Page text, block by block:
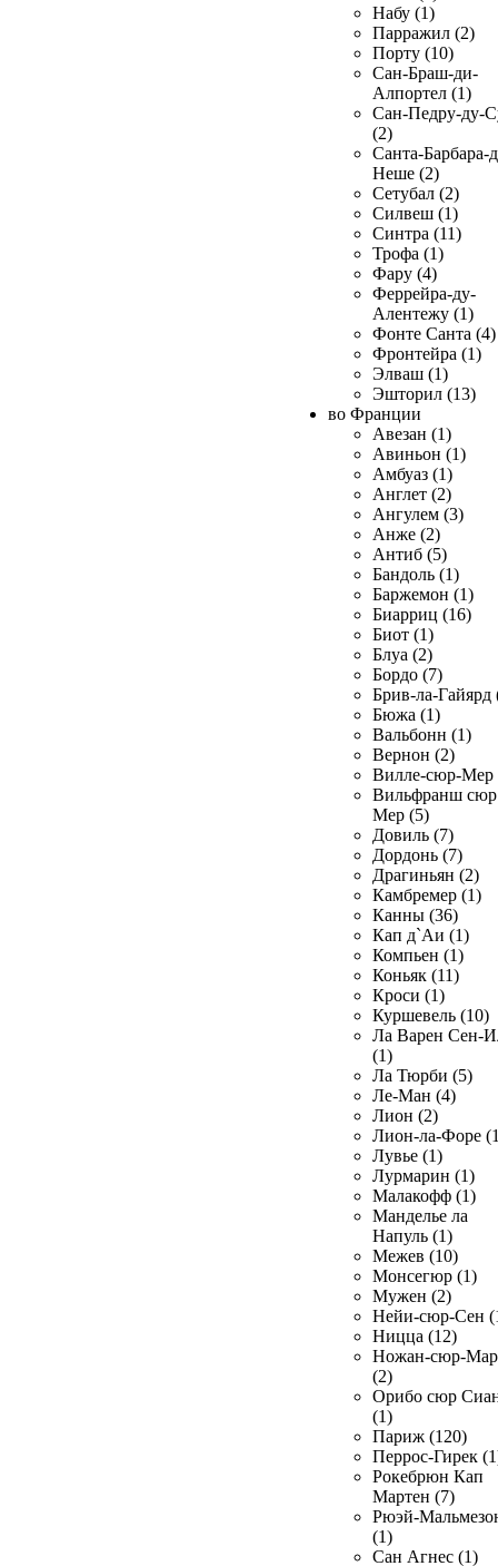
Набу (1)
Парражил (2)
Порту (10)
Сан-Браш-ди-
Алпортел (1)
Сан-Педру-ду-
(2)
Санта-Барбара-
Неше (2)
Сетубал (2)
Силвеш (1)
Синтра (11)
Трофа (1)
Фару (4)
Феррейра-ду-
Алентежу (1)
Фонте Санта (4)
Фронтейра (1)
Элваш (1)
Эшторил (13)
во Франции
Авезан (1)
Авиньон (1)
Амбуаз (1)
Англет (2)
Ангулем (3)
Анже (2)
Антиб (5)
Бандоль (1)
Баржемон (1)
Биарриц (16)
Биот (1)
Блуа (2)
Бордо (7)
Брив-ла-Гайярд
Бюжа (1)
Вальбонн (1)
Вернон (2)
Вилле-сюр-Мер
Вильфранш сюр
Мер (5)
Довиль (7)
Дордонь (7)
Драгиньян (2)
Камбремер (1)
Канны (36)
Кап д`Аи (1)
Компьен (1)
Коньяк (11)
Кроси (1)
Куршевель (10)
Ла Варен Сен-
(1)
Ла Тюрби (5)
Ле-Ман (4)
Лион (2)
Лион-ла-Форе
Лувье (1)
Лурмарин (1)
Малакофф (1)
Манделье ла
Напуль (1)
Межев (10)
Монсегюр (1)
Мужен (2)
Нейи-сюр-Сен
Ницца (12)
Ножан-сюр-
(2)
Орибо сюр
(1)
Париж (120)
Перрос-Гирек
Рокебрюн Кап
Мартен (7)
Рюэй-
(1)
Сан Агнес (1)